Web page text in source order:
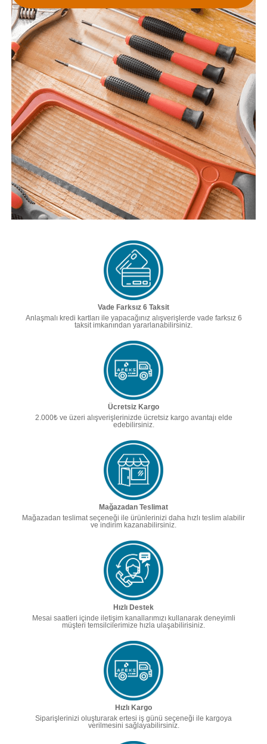
Vade Farksız 6 Taksit
Anlaşmalı kredi kartları ile yapacağınız alışverişlerde vade farksız 6
taksit imkanından yararlanabilirsiniz.
Ücretsiz Kargo
2.000₺ ve üzeri alışverişlerinizde ücretsiz kargo avantajı elde
edebilirsiniz.
Mağazadan Teslimat
Mağazadan teslimat seçeneği ile ürünlerinizi daha hızlı teslim alabilir
ve indirim kazanabilirsiniz.
Hızlı Destek
Mesai saatleri içinde iletişim kanallarımızı kullanarak deneyimli
müşteri temsilcilerimize hızla ulaşabilirisiniz.
Hızlı Kargo
Siparişlerinizi oluşturarak ertesi iş günü seçeneği ile kargoya
verilmesini sağlayabilirsiniz.